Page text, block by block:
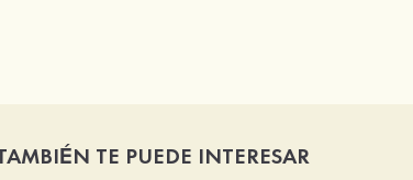
TE PUEDE INTERESAR